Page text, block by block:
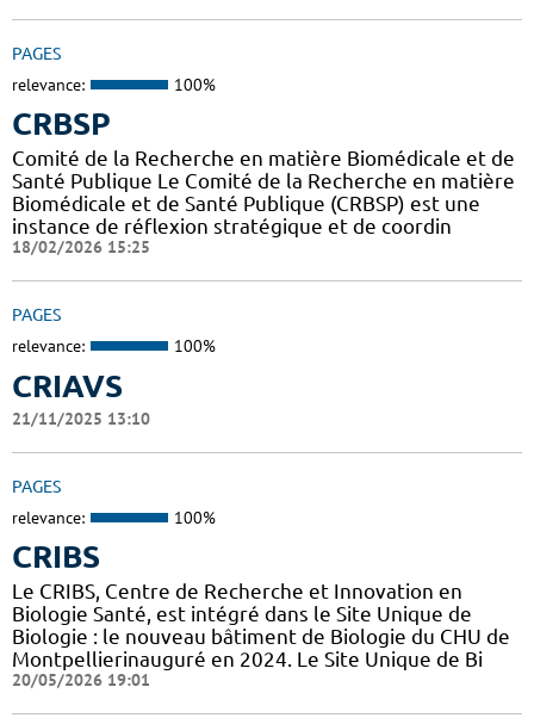
PAGES
relevance: 100%
CRBSP
Comité de la Recherche en matière Biomédicale et de
Santé Publique Le Comité de la Recherche en matière
Biomédicale et de Santé Publique (CRBSP) est une
instance de réflexion stratégique et de coordin
18/02/2026 15:25
PAGES
relevance: 100%
CRIAVS
21/11/2025 13:10
PAGES
relevance: 100%
CRIBS
Le CRIBS, Centre de Recherche et Innovation en
Biologie Santé, est intégré dans le Site Unique de
Biologie : le nouveau bâtiment de Biologie du CHU de
Montpellierinauguré en 2024. Le Site Unique de Bi
20/05/2026 19:01